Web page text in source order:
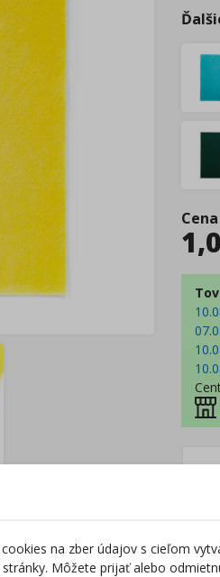
–
na zber údajov s cieľom
Môžete prijať alebo